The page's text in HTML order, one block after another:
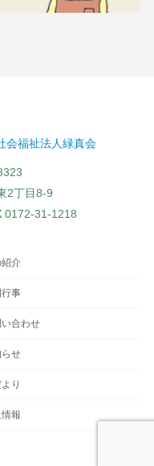
2丁目8-9
0172-31-1218
紹介
事
い合わせ
らせ
り
報